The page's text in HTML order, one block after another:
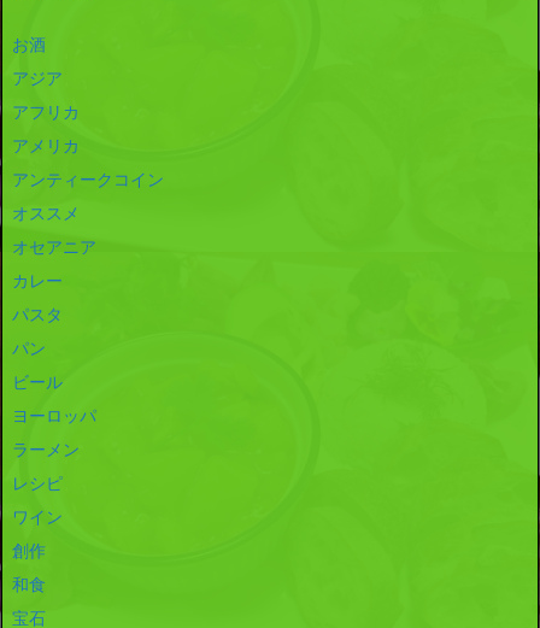
お酒
アジア
アフリカ
アメリカ
アンティークコイン
オススメ
オセアニア
カレー
パスタ
パン
ビール
ヨーロッパ
ラーメン
レシピ
ワイン
創作
和食
宝石